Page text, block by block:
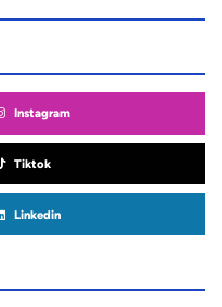
Instagram
Tiktok
Linkedin